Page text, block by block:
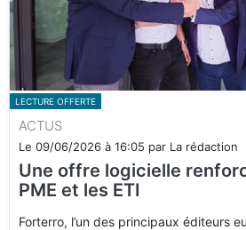
LECTURE OFFERTE
ACTUS
Le 09/06/2026 à 16:05 par La rédaction
Une offre logicielle
PME et les ETI
Forterro, l’un des principaux éditeurs